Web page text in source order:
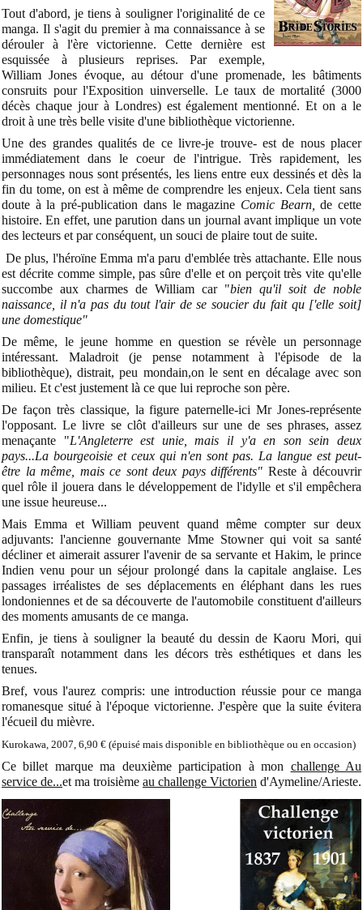
Tout d'abord, je tiens à souligner l'originalité de ce
manga. Il s'agit du premier à ma connaissance à se
dérouler à l'ère victorienne. Cette dernière est
esquissée à plusieurs reprises. Par exemple,
William Jones évoque, au détour d'une promenade, les bâtiments
consruits pour l'Exposition uinverselle. Le taux de mortalité (3000
décès chaque jour à Londres) est également mentionné. Et on a le
droit à une très belle visite d'une bibliothèque victorienne.
Une des grandes qualités de ce livre-je trouve- est de nous placer
immédiatement dans le coeur de l'intrigue. Très rapidement, les
personnages nous sont présentés, les liens entre eux dessinés et dès la
fin du tome, on est à même de comprendre les enjeux. Cela tient sans
doute à la pré-publication dans le magazine Comic Bearn, de cette
histoire. En effet, une parution dans un journal avant implique un vote
des lecteurs et par conséquent, un souci de plaire tout de suite.
De plus, l'héroïne Emma m'a paru d'emblée très attachante. Elle nous
est décrite comme simple, pas sûre d'elle et on perçoit très vite qu'elle
succombe aux charmes de William car "bien qu'il soit de noble
naissance, il n'a pas du tout l'air de se soucier du fait qu ['elle soit]
une domestique"
De même, le jeune homme en question se révèle un personnage
intéressant. Maladroit (je pense notamment à l'épisode de la
bibliothèque), distrait, peu mondain,on le sent en décalage avec son
milieu. Et c'est justement là ce que lui reproche son père.
De façon très classique, la figure paternelle-ici Mr Jones-représente
l'opposant. Le livre se clôt d'ailleurs sur une de ses phrases, assez
menaçante "L'Angleterre est unie, mais il y'a en son sein deux
pays...La bourgeoisie et ceux qui n'en sont pas. La langue est peut-
être la même, mais ce sont deux pays différents" Reste à découvrir
quel rôle il jouera dans le développement de l'idylle et s'il empêchera
une issue heureuse...
Mais Emma et William peuvent quand même compter sur deux
adjuvants: l'ancienne gouvernante Mme Stowner qui voit sa santé
décliner et aimerait assurer l'avenir de sa servante et Hakim, le prince
Indien venu pour un séjour prolongé dans la capitale anglaise. Les
passages irréalistes de ses déplacements en éléphant dans les rues
londoniennes et de sa découverte de l'automobile constituent d'ailleurs
des moments amusants de ce manga.
Enfin, je tiens à souligner la beauté du dessin de Kaoru Mori, qui
transparaît notamment dans les décors très esthétiques et dans les
tenues.
Bref, vous l'aurez compris: une introduction réussie pour ce manga
romanesque situé à l'époque victorienne. J'espère que la suite évitera
l'écueil du mièvre.
Kurokawa, 2007, 6,90 € (épuisé mais disponible en bibliothèque ou en occasion)
Ce billet marque ma deuxième participation à mon challenge Au
service de...et ma troisième au challenge Victorien d'Aymeline/Arieste.